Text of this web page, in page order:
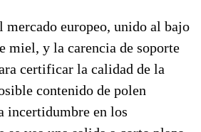
mercado europeo, unido al bajo
miel, y la carencia de soporte
certificar la calidad de la
contenido de polen
incertidumbre en los